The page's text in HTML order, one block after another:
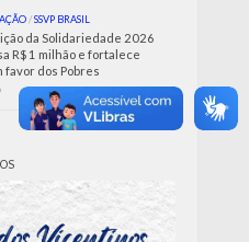
/SSVP BRASIL
da Solidariedade 2026
R$ 1 milhão e fortalece
favor dos Pobres